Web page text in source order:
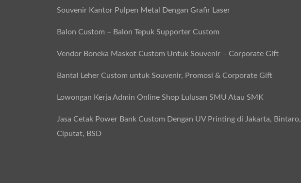
Souvenir Kantor Pulpen Metal Dengan Grafir Laser
Balon Custom – Balon Tepuk Supporter Custom
Vendor Boneka Maskot Custom Untuk Souvenir – Corporate Gift
Bantal Leher Custom untuk Souvenir, Promosi & Corporate Gift
Lowongan Kerja Admin Online Shop Lulusan SMU Atau SMK
Jasa Cetak Power Bank Custom Dengan UV Printing di Jakarta, Bintaro,
Ciputat, BSD